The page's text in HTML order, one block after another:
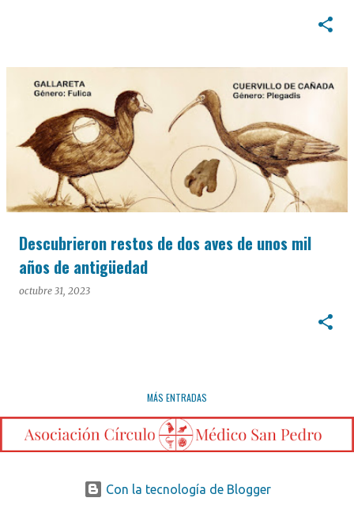
Descubrieron restos de dos aves de unos mil
años de antigüedad
octubre 31, 2023
MÁS ENTRADAS
Con la tecnología de Blogger